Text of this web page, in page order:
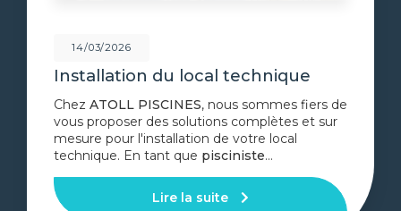
14/03/2026
Installation du local technique
Chez ATOLL PISCINES, nous sommes fiers de
vous proposer des solutions complètes et sur
mesure pour l'installation de votre local
technique. En tant que pisciniste…
Lire la suite